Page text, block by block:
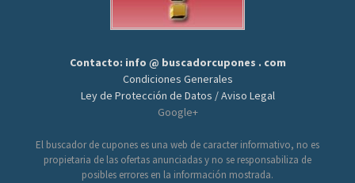
Contacto: info @ buscadorcupones . com
Condiciones Generales
Ley de Protección de Datos / Aviso Legal
Google+
El buscador de cupones es una web de caracter informativo, no es
propietaria de las ofertas anunciadas y no se responsabiliza de
posibles errores en la información mostrada.